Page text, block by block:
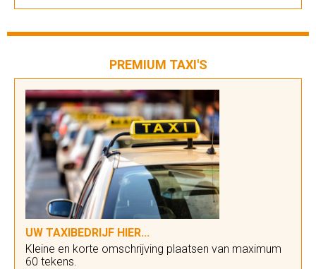
PREMIUM TAXI'S
UW TAXIBEDRIJF HIER...
Kleine en korte omschrijving plaatsen van maximum
60 tekens.